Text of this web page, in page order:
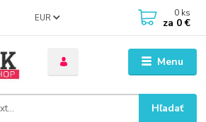
Menu
EUR
Hľadať
0 ks
za 0 €